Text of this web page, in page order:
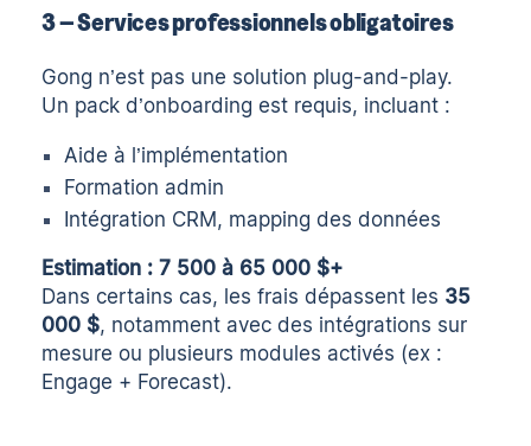
3 – Services professionnels obligatoires
Gong n’est pas une solution plug-and-play.
Un pack d’onboarding est requis, incluant :
Aide à l’implémentation
Formation admin
Intégration CRM, mapping des données
Estimation : 7 500 à 65 000 $+
Dans certains cas, les frais dépassent les 35
000 $, notamment avec des intégrations sur
mesure ou plusieurs modules activés (ex :
Engage + Forecast).